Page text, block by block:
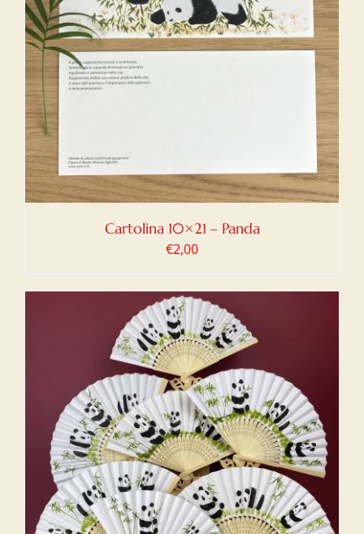
Cartolina 10×21 – Panda
€2,00